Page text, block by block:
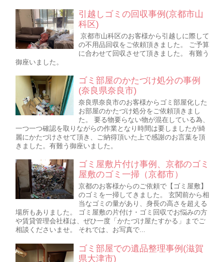
引越しゴミの回収事例(京都市山
科区)
京都市山科区のお客様から引越しに際して
の不用品回収をご依頼頂きました。 ご予算
に合わせて回収させて頂きました。 有難う
御座いました。
ゴミ部屋のかたづけ処分の事例
(奈良県奈良市)
奈良県奈良市のお客様からゴミ部屋化した
お部屋のかたづけ処分をご依頼頂きまし
た。 要る物要らない物が混在している為、
一つ一つ確認を取りながらの作業となり時間は要しましたが綺
麗にかたづけさせて頂き、ご納得頂いた上で感謝のお言葉を頂
きました。有難う御座いました。
ゴミ屋敷片付け事例、京都のゴミ
屋敷のゴミ一掃（京都市）
京都のお客様からのご依頼で【ゴミ屋敷】
のゴミを一掃してきました。 玄関前から相
当なゴミの量があり、身長の高さを超える
場所もありました。 ゴミ屋敷の片付け・ゴミ回収でお悩みの方
や賃貸管理会社様は、ぜひ一度「かたづけ屋たすかる」までご
相談くださいませ。 それでは、お写真で...
ゴミ部屋での遺品整理事例(滋賀
県大津市)